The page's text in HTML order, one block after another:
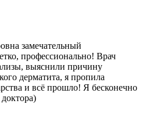
замечательный
профессионально! Врач
выяснили причину
дерматита, я пропила
и всё прошло! Я бесконечно